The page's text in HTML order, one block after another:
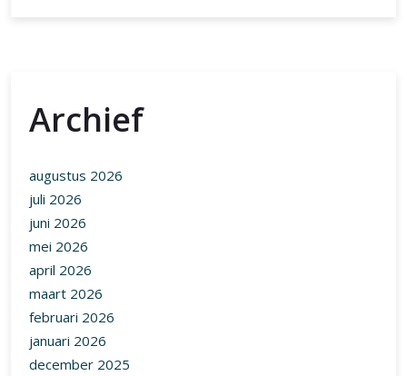
Archief
augustus 2026
juli 2026
juni 2026
mei 2026
april 2026
maart 2026
februari 2026
januari 2026
december 2025